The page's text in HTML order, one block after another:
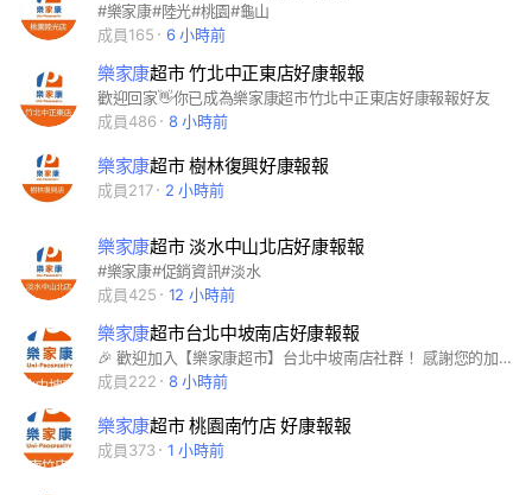
#樂家康#陸光#桃園#龜山
成員165
6 小時前
樂家康超市 竹北中正東店好康報報
歡迎回家👋你已成為樂家康超市竹北中正東店好康報報好友
成員486
8 小時前
樂家康超市 樹林復興好康報報
成員217 2 小時前
樂家康超市 淡水中山北店好康報報
#樂家康#促銷資訊#淡水
成員425
12 小時前
樂家康超市台北中坡南店好康報報
🎉 歡迎加入【樂家康超市】台北中坡南店社群！ 感謝您的加入，這裡是分享最新優惠與生活好康的交流空間。 在這裡，您可以第一時間掌握： 🛒 最新促銷優惠 🥬 新鮮生鮮與熟食資訊 ☕ 現做咖啡、人氣商品推薦 🎁 限時活動與會員好康 ✨ 新品上市與生活提案 歡迎大家按讚、留言、分享，一起交流購物心得，發現更多超值好康！ 📍 樂家康超市｜天天新鮮・天天省更多 天天逛樂家康，天天快樂找好康！
成員222
8 小時前
樂家康超市 桃園南竹店 好康報報
成員373 1 小時前